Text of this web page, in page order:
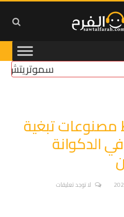
سموتريتش:
مصنوعات تبغية
الدكوانة
لا توجد تعليقات